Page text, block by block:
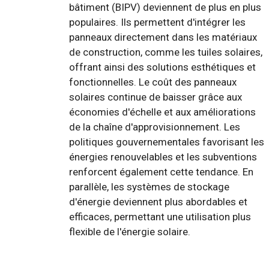
bâtiment (BIPV) deviennent de plus en plus
populaires. Ils permettent d'intégrer les
panneaux directement dans les matériaux
de construction, comme les tuiles solaires,
offrant ainsi des solutions esthétiques et
fonctionnelles. Le coût des panneaux
solaires continue de baisser grâce aux
économies d'échelle et aux améliorations
de la chaîne d'approvisionnement. Les
politiques gouvernementales favorisant les
énergies renouvelables et les subventions
renforcent également cette tendance. En
parallèle, les systèmes de stockage
d'énergie deviennent plus abordables et
efficaces, permettant une utilisation plus
flexible de l'énergie solaire.